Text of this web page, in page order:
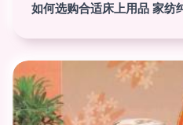
如何选购合适床上用品 家纺